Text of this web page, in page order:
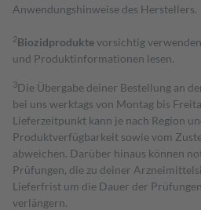
Anwendungshinweise des Herstellers.
2Biozidproduktevorsichtig
und Produktinformationen lesen.
3Die Übergabe deiner Bestellung an
bei uns werktags von Montag bis
Lieferzeitpunkt kann je nach Region
Produktverfügbarkeit sowie vom
abweichen. Darüber hinaus können
Prüfungen, die zu deiner
Lieferfrist um die Dauer der
verlängern.